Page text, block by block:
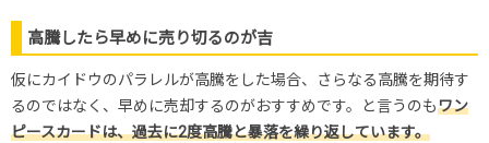
高騰したら早めに売り切るのが吉
仮にカイドウのパラレルが高騰をした場合、さらなる高騰を期待す
るのではなく、早めに売却するのがおすすめです。と言うのもワン
ピースカードは、過去に2度高騰と暴落を繰り返しています。